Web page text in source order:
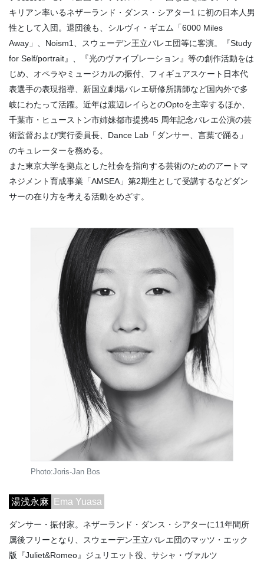
キリアン率いるネザーランド・ダンス・シアター1 に初の日本人男
性として入団。退団後も、シルヴィ・ギエム「6000 Miles
Away」、Noism1、スウェーデン王立バレエ団等に客演。『Study
for Self/portrait』、『光のヴァイブレーション』等の創作活動をは
じめ、オペラやミュージカルの振付、フィギュアスケート日本代
表選手の表現指導、新国立劇場バレエ研修所講師など国內外で多
岐にわたって活躍。近年は渡辺レイらとのOptoを主宰するほか、
千葉市・ヒューストン市姉妹都市提携45 周年記念バレエ公演の芸
術監督および実行委員長、Dance Lab「ダンサー、言葉で踊る」
のキュレーターを務める。
また東京大学を拠点とした社会を指向する芸術のためのアートマ
ネジメント育成事業「AMSEA」第2期生として受講するなどダン
サーの在り方を考える活動をめざす。
Photo:Joris-Jan Bos
湯浅永麻 Ema Yuasa
ダンサー・振付家。ネザーランド・ダンス・シアターに11年間所
属後フリーとなり、スウェーデン王立バレエ団のマッツ・エック
版『Juliet&Romeo』ジュリエット役、サシャ・ヴァルツ